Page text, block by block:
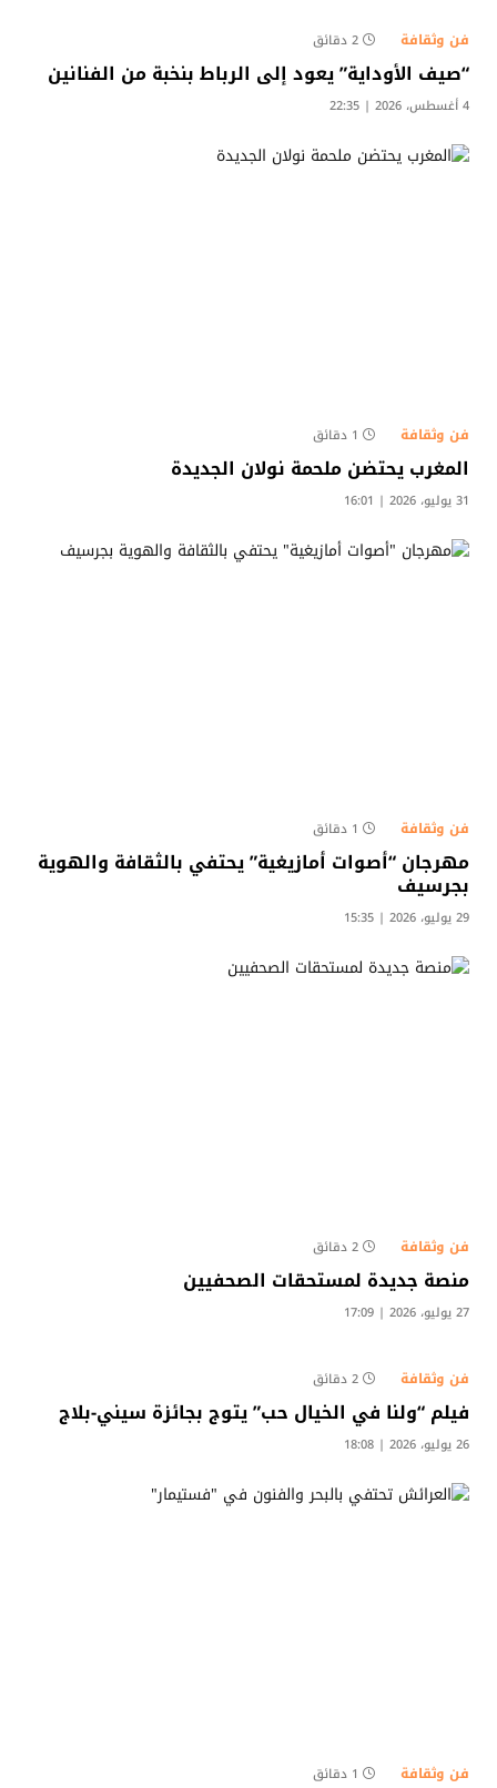
فن وثقافة 2 دقائق
“صيف الأوداية” يعود إلى الرباط بنخبة من الفنانين
4 أغسطس، 2026 | 22:35
فن وثقافة 1 دقائق
المغرب يحتضن ملحمة نولان الجديدة
31 يوليو، 2026 | 16:01
فن وثقافة 1 دقائق
مهرجان “أصوات أمازيغية” يحتفي بالثقافة والهوية
بجرسيف
29 يوليو، 2026 | 15:35
فن وثقافة 2 دقائق
منصة جديدة لمستحقات الصحفيين
27 يوليو، 2026 | 17:09
فن وثقافة 2 دقائق
فيلم “ولنا في الخيال حب” يتوج بجائزة سيني-بلاج
26 يوليو، 2026 | 18:08
فن وثقافة 1 دقائق